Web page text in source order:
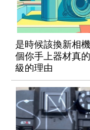
是時候該換新相
個你手上器材真
級的理由